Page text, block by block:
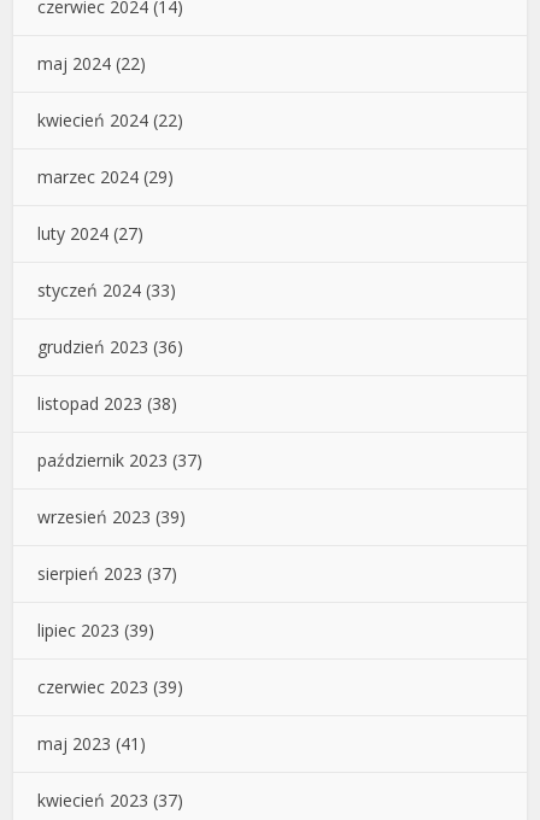
czerwiec 2024 (14)
maj 2024 (22)
kwiecień 2024 (22)
marzec 2024 (29)
luty 2024 (27)
styczeń 2024 (33)
grudzień 2023 (36)
listopad 2023 (38)
październik 2023 (37)
wrzesień 2023 (39)
sierpień 2023 (37)
lipiec 2023 (39)
czerwiec 2023 (39)
maj 2023 (41)
kwiecień 2023 (37)